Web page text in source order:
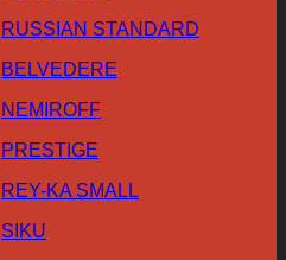
RUSSIAN STANDARD
BELVEDERE
NEMIROFF
PRESTIGE
REY-KA SMALL
SIKU